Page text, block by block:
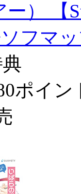
ー） 【
ソフマ
ポイ